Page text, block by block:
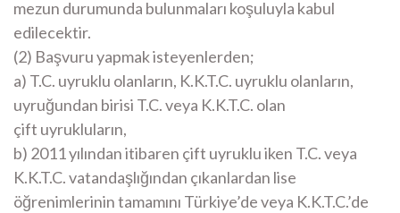
mezun durumunda bulunmaları koşuluyla kabul
edilecektir.
(2) Başvuru yapmak isteyenlerden;
a) T.C. uyruklu olanların, K.K.T.C. uyruklu olanların,
uyruğundan birisi T.C. veya K.K.T.C. olan
çift uyrukluların,
b) 2011 yılından itibaren çift uyruklu iken T.C. veya
K.K.T.C. vatandaşlığından çıkanlardan lise
öğrenimlerinin tamamını Türkiye’de veya K.K.T.C.’de